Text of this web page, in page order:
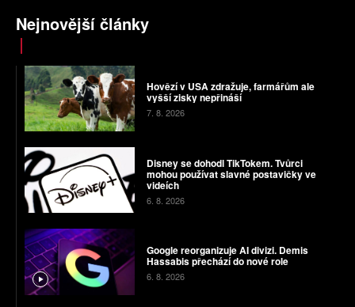
Nejnovější články
Hovězí v USA zdražuje, farmářům ale
vyšší zisky nepřináší
7. 8. 2026
Disney se dohodl TikTokem. Tvůrci
mohou používat slavné postavičky ve
videích
6. 8. 2026
Google reorganizuje AI divizi. Demis
Hassabis přechází do nové role
6. 8. 2026